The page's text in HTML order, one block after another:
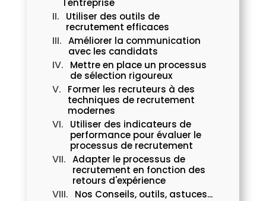
Utiliser des outils de
recrutement efficaces
Améliorer la communication
avec les candidats
Mettre en place un processus
de sélection rigoureux
Former les recruteurs à des
techniques de recrutement
modernes
Utiliser des indicateurs de
performance pour évaluer le
processus de recrutement
Adapter le processus de
recrutement en fonction des
retours d'expérience
Nos Conseils, outils, astuces...